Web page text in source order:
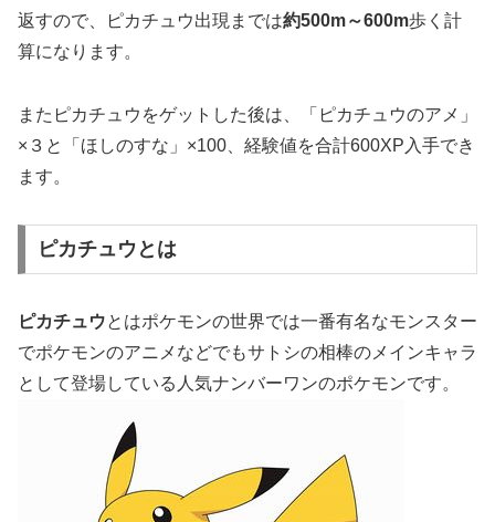
返すので、ピカチュウ出現までは約500m～600m歩く計
算になります。
またピカチュウをゲットした後は、「ピカチュウのアメ」
×３と「ほしのすな」×100、経験値を合計600XP入手でき
ます。
ピカチュウとは
ピカチュウとはポケモンの世界では一番有名なモンスター
でポケモンのアニメなどでもサトシの相棒のメインキャラ
として登場している人気ナンバーワンのポケモンです。